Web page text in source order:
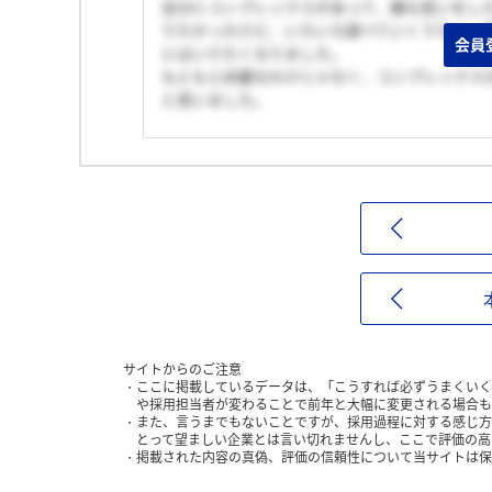
自分にコンプレックスがあって、嫌な思いを
りたかったけど、いろいろ調べていくうちに
にはいりたくなりました。
もともと綺麗なわけじゃなく、コンプレック
と思いました。
会員
サイトからのご注意
ここに掲載しているデータは、「こうすれば必ずうまくい
や採用担当者が変わることで前年と大幅に変更される場合
また、言うまでもないことですが、採用過程に対する感じ
とって望ましい企業とは言い切れませんし、ここで評価の
掲載された内容の真偽、評価の信頼性について当サイトは